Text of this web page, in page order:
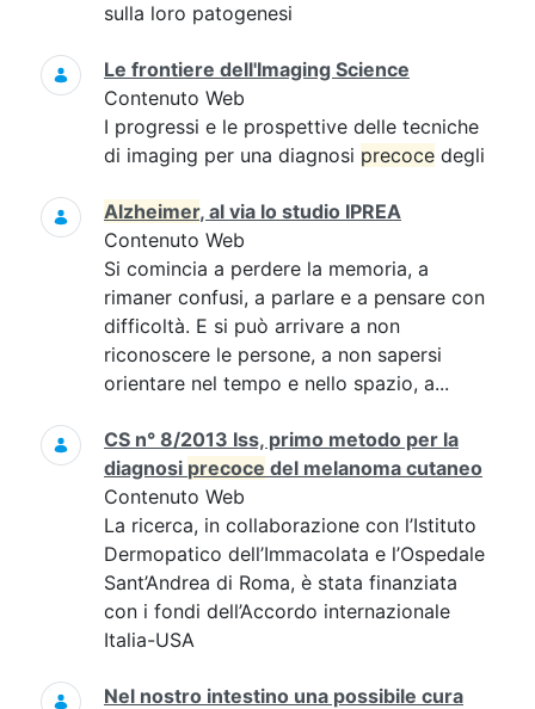
sulla loro patogenesi
Le frontiere dell'Imaging Science
Contenuto Web
I progressi e le prospettive delle tecniche
di imaging per una diagnosi precoce degli
Alzheimer, al via lo studio IPREA
Contenuto Web
Si comincia a perdere la memoria, a
rimaner confusi, a parlare e a pensare con
difficoltà. E si può arrivare a non
riconoscere le persone, a non sapersi
orientare nel tempo e nello spazio, a...
CS n° 8/2013 Iss, primo metodo per la
diagnosi precoce del melanoma cutaneo
Contenuto Web
La ricerca, in collaborazione con l’Istituto
Dermopatico dell’Immacolata e l’Ospedale
Sant’Andrea di Roma, è stata finanziata
con i fondi dell’Accordo internazionale
Italia-USA
Nel nostro intestino una possibile cura